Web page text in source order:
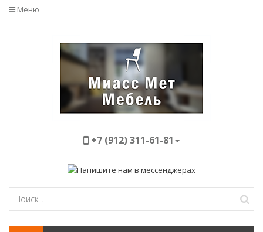
Меню
+7 (912) 311-61-81